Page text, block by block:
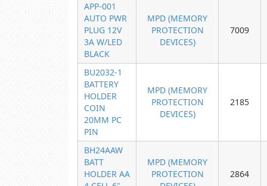
APP-001
AUTO PWR
PLUG 12V
3A W/LED
BLACK
MPD (MEMORY
PROTECTION
DEVICES)
7009
BU2032-1
BATTERY
HOLDER
COIN
20MM PC
PIN
MPD (MEMORY
PROTECTION
DEVICES)
2185
BH24AAW
BATT
HOLDER AA
MPD (MEMORY
PROTECTION
2864